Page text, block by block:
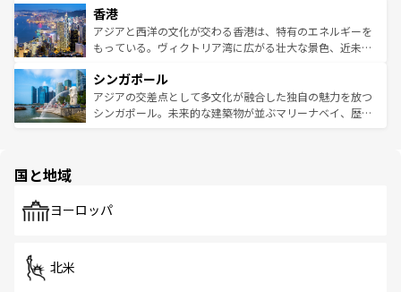
とつ。フォーやバインミー、ベトナムコーヒーなどは、ぜ
ひ現地で味わいたい。どの地域を訪れてもあたたかい人々
が旅行者を迎えてくれるので、きっと忘れられない旅にな
参照してほしい。
の活気が交差している。北部ではチェンマイなどの山岳地
帯で自然と触れ合い、南部ではプーケットやクラビの美し
いビーチでリゾート気分を楽しむことができる。タイ料理
激する。気候は一年中温暖で、どの季節にも異なる楽しみ
が待っている。親しみやすいタイの人々、仏教を中心とし
た文化、そして多様な観光資源が、訪れる旅人を魅了し続
香港
アジアと西洋の文化が交わる香港は、特有のエネルギーを
もっている。ヴィクトリア湾に広がる壮大な景色、近未来
み、どこを訪れても感動するはず。観光スポットが密集し
ており、効率よく見どころを回れるのも魅力。息をのむよ
うな絶景から文化的な体験まで、香港を存分に楽しみ尽く
シンガポール
アジアの交差点として多文化が融合した独自の魅力を放つ
シンガポール。未来的な建築物が並ぶマリーナベイ、歴史
で、ホーカーズは地元の風情を楽しめる外せないスポット
国と地域
ヨーロッパ
北米